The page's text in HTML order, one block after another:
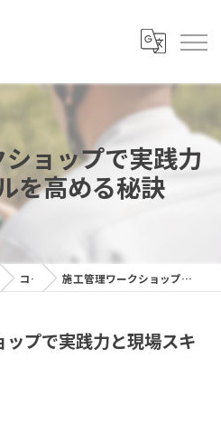
ョップで実践力
を高める秘訣
コラム 施工管理ワークショップで実践力と現場スキルを高める秘訣
プで実践力と現場スキ